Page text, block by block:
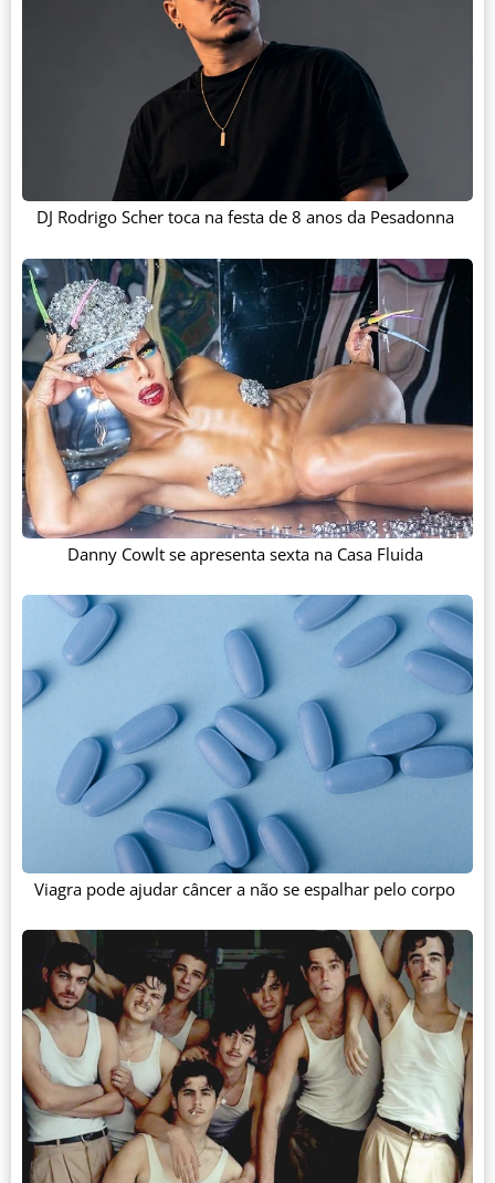
DJ Rodrigo Scher toca na festa de 8 anos da Pesadonna
Danny Cowlt se apresenta sexta na Casa Fluida
Viagra pode ajudar câncer a não se espalhar pelo corpo